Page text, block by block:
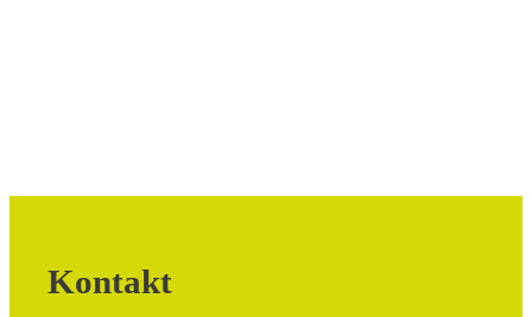
Kontakt